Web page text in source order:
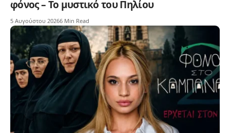
φόνος – Το μυστικό του Πηλίου
5 Αυγούστου 20266 Min Read